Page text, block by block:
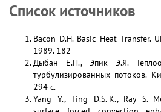
Список источников
Bacon D.H. Basic Heat Transfer.
1989. 182
Дыбан Е.П., Эпик Э.Я.
турбулизированных потоков.
294 с.
Yang Y., Ting D.S.-K., Ray S.